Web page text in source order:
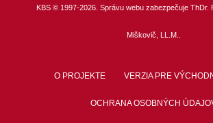
KBS © 1997-2026. Správu webu zabezpečuje ThDr.
Miškovič, LL.M.
O PROJEKTE VERZIA PRE
OCHRANA OSOBNÝCH